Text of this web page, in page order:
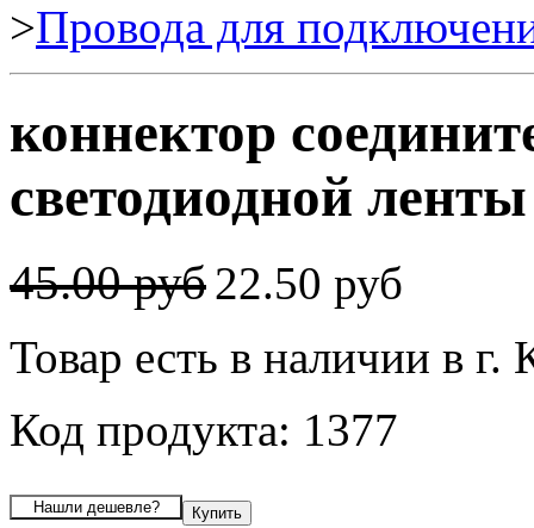
>Провода для
коннектор
светодиодной
45.00 руб22.50 руб
Товар есть в наличии в г.
Код продукта: 1377